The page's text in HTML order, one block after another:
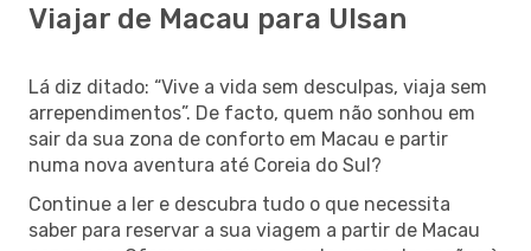
Viajar de Macau para Ulsan
Lá diz ditado: “Vive a vida sem desculpas, viaja sem
arrependimentos”. De facto, quem não sonhou em
sair da sua zona de conforto em Macau e partir
numa nova aventura até Coreia do Sul?
Continue a ler e descubra tudo o que necessita
saber para reservar a sua viagem a partir de Macau